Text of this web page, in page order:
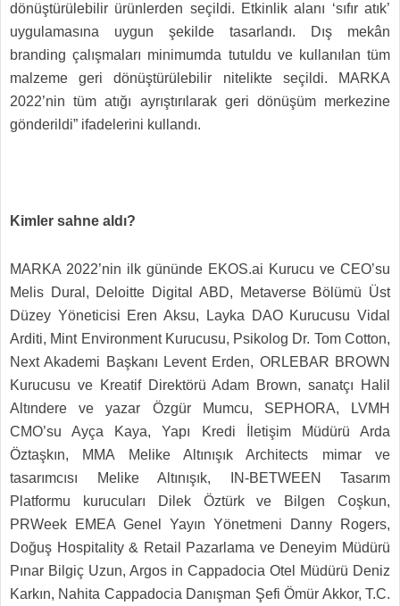
dönüştürülebilir ürünlerden seçildi. Etkinlik alanı ‘sıfır atık’
uygulamasına uygun şekilde tasarlandı. Dış mekân
branding çalışmaları minimumda tutuldu ve kullanılan tüm
malzeme geri dönüştürülebilir nitelikte seçildi. MARKA
2022’nin tüm atığı ayrıştırılarak geri dönüşüm merkezine
gönderildi” ifadelerini kullandı.
Kimler sahne aldı?
MARKA 2022’nin ilk gününde EKOS.ai Kurucu ve CEO’su
Melis Dural, Deloitte Digital ABD, Metaverse Bölümü Üst
Düzey Yöneticisi Eren Aksu, Layka DAO Kurucusu Vidal
Arditi, Mint Environment Kurucusu, Psikolog Dr. Tom Cotton,
Next Akademi Başkanı Levent Erden, ORLEBAR BROWN
Kurucusu ve Kreatif Direktörü Adam Brown, sanatçı Halil
Altındere ve yazar Özgür Mumcu, SEPHORA, LVMH
CMO’su Ayça Kaya, Yapı Kredi İletişim Müdürü Arda
Öztaşkın, MMA Melike Altınışık Architects mimar ve
tasarımcısı Melike Altınışık, IN-BETWEEN Tasarım
Platformu kurucuları Dilek Öztürk ve Bilgen Coşkun,
PRWeek EMEA Genel Yayın Yönetmeni Danny Rogers,
Doğuş Hospitality & Retail Pazarlama ve Deneyim Müdürü
Pınar Bilgiç Uzun, Argos in Cappadocia Otel Müdürü Deniz
Karkın, Nahita Cappadocia Danışman Şefi Ömür Akkor, T.C.